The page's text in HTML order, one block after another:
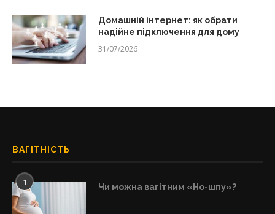
Домашній інтернет: як обрати
надійне підключення для дому
31/07/2026
ВАГІТНІСТЬ
1 Чи можна вагітним «Но-шпу»?